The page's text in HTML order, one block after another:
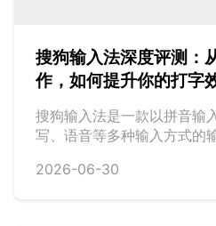
搜狗输入法深度评测：
作，如何提升你的打字
搜狗输入法是一款以拼音输
写、语音等多种输入方式的
2026-06-30